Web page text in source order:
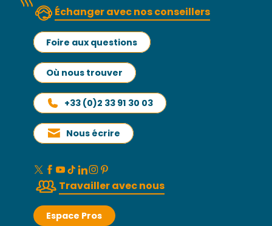
Échanger avec nos conseillers
Foire aux questions
Où nous trouver
+33 (0)2 33 91 30 03
Nous écrire
Travailler avec nous
Espace Pros